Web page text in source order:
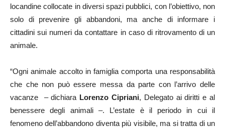
locandine collocate in diversi spazi pubblici, con l’obiettivo, non
solo di prevenire gli abbandoni, ma anche di informare i
cittadini sui numeri da contattare in caso di ritrovamento di un
animale.
“Ogni animale accolto in famiglia comporta una responsabilità
che che non può essere messa da parte con l’arrivo delle
vacanze – dichiara Lorenzo Cipriani, Delegato ai diritti e al
benessere degli animali –. L’estate è il periodo in cui il
fenomeno dell’abbandono diventa più visibile, ma si tratta di un